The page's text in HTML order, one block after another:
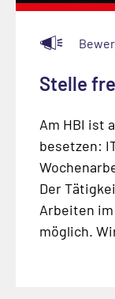
Stelle
Am HBI ist
besetzen:
Der
Arbeiten
möglich.